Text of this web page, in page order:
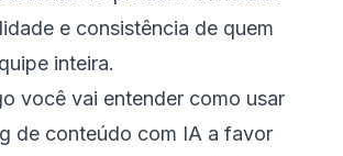
e consistência de quem
inteira.
você vai entender como usar
de conteúdo com IA a favor